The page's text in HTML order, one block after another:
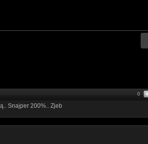
0
Snajper 200%.. Zjeb